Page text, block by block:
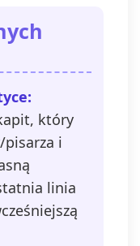
który
i
linia